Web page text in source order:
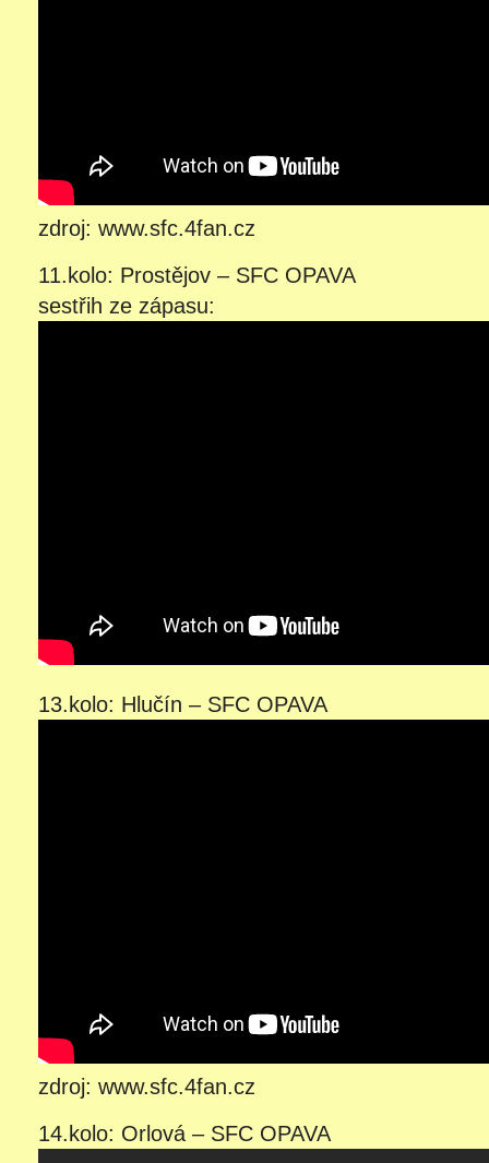
zdroj: www.sfc.4fan.cz
11.kolo: Prostějov – SFC OPAVA
sestřih ze zápasu:
13.kolo: Hlučín – SFC OPAVA
zdroj: www.sfc.4fan.cz
14.kolo: Orlová – SFC OPAVA